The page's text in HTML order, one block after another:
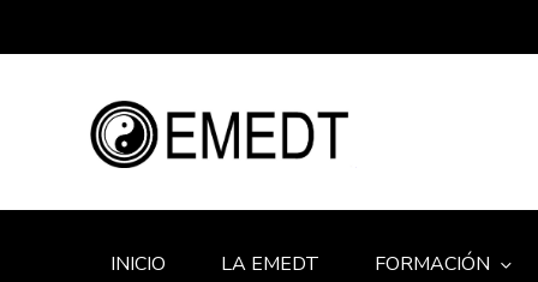
INICIO LA EMEDT FORMACIÓN